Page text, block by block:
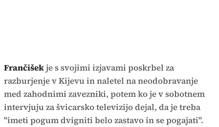
Frančišekje s svojimi izjavami poskrbel za
razburjenje v Kijevu in naletel na neodobravanje
med zahodnimi zavezniki, potem ko je v sobotnem
intervjuju za švicarsko televizijo dejal, da je treba
"imeti pogum dvigniti belo zastavo in se pogajati".